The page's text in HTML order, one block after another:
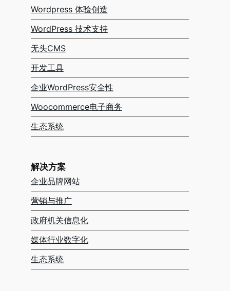
Wordpress 体验创造
WordPress 技术支持
无头CMS
开发工具
企业WordPress安全性
Woocommerce电子商务
生态系统
解决方案
企业品牌网站
营销与推广
政府机关信息化
媒体行业数字化
生态系统